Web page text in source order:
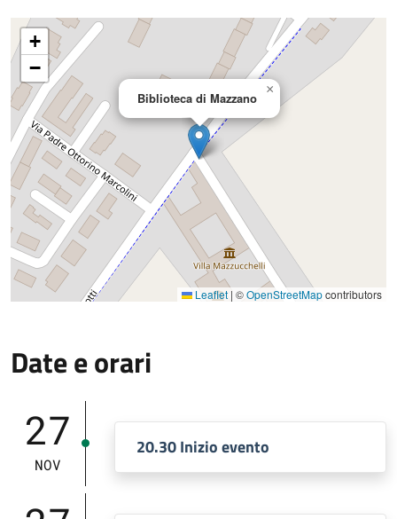
Biblioteca di Mazzano
×
+
−
Leaflet | ©OpenStreetMapcontributors
Date e orari
27
NOV
20.30 Inizio evento